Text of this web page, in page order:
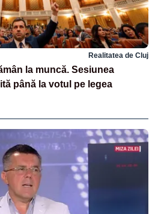
Realitatea de Cluj
la muncă. Sesiunea
până la votul pe legea